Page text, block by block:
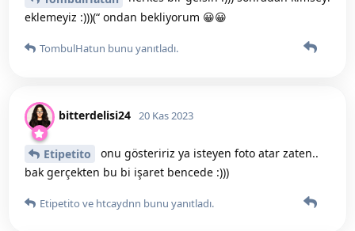
eklemeyiz :)))(“ ondan bekliyorum 😀😀
TombulHatun bunu yanıtladı.
bitterdelisi24 20 Kas 2023
Etipetito
onu gösteririz ya isteyen foto atar zaten..
bak gerçekten bu bi işaret bencede :)))
Etipetito ve htcaydnn bunu yanıtladı.